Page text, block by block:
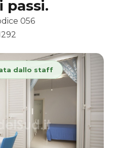
passi.
056
dallo staff